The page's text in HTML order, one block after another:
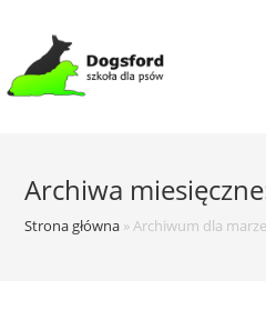
content
Archiwa
Strona główna »Archiwum dla